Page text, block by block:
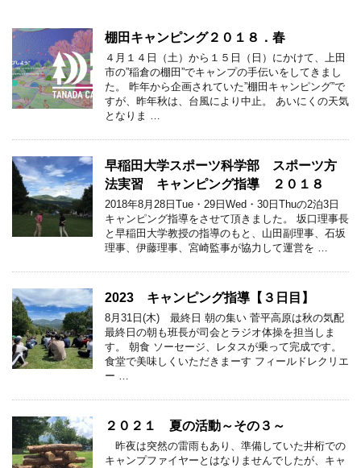
棚田キャンピング２０１８．春
４月１４日（土）から１５日（日）にかけて、上田
市の”稲倉の棚田”でキャンプの手伝いをしてきまし
た。 昨年から企画されていた”棚田キャンピング”で
すが、昨年秋は、台風により中止。 あいにくの天気
となりま …
早稲田大学スポーツ科学部 スポーツ方
法実習 キャンピング指導 ２０１８
2018年8月28日Tue・29日Wed・30日Thuの2泊3日
キャンピング指導をさせて頂きました。 坂口理事長
と早稲田大学教授の指導のもと、山田副理事、石坂
理事、伊藤理事、宮崎監事が協力して運営を …
2023 キャンピング指導【３日目】
8月31日(木) 最終日 朝の集い 菅平高原は秋の気配
最終日の朝も班長が司会とラジオ体操を担当しま
す。 朝食 ソーセージ、レタスが乗って完成です。
食堂で美味しくいただきまーす フィールドレクリエ
ー …
２０２１ 夏の活動～その３～
昨夜は突然の雷雨もあり、準備していた井桁での
キャンプファイヤーとはなりませんでしたが、キャ